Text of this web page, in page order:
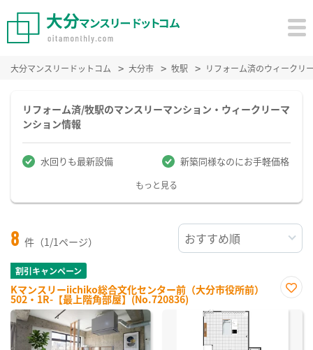
大分マンスリードットコム 大分市 牧駅 リフォーム済のウィークリ
リフォーム済/牧駅のマンスリーマンション・ウィークリーマ
ンション情報
水回りも最新設備 新築同様なのにお手軽価格
もっと見る
8 件（1/1ページ）
割引キャンペーン
Kマンスリーiichiko総合文化センター前（大分市役所前）
502・1R-【最上階角部屋】(No.720836)
に入